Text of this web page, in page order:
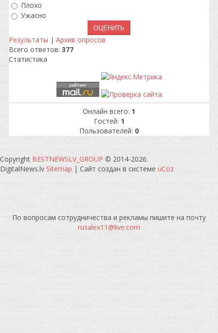
Плохо
Ужасно
Результаты | Архив опросов
Всего ответов: 377
Статистика
Онлайн всего: 1
Гостей: 1
Пользователей: 0
Copyright BESTNEWSLV_GROUP © 2014-2026.
DigitalNews.lv Sitemap | Сайт создан в системе uCoz
По вопросам сотрудничества и рекламы пишите на почту
rusalex11@live.com